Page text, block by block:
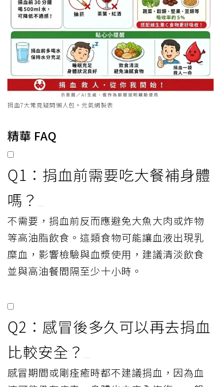
捐血7大常見疑問懶人包。元氣網製表
精華 FAQ
Q1：捐血前需要吃大餐補身體
嗎？
不需要，捐血前反而應避免大魚大肉或炸物
等高油脂飲食。這類食物可能讓血液出現乳
糜血，影響檢驗與血漿使用，建議清淡飲食
並與高油餐間隔至少十小時。
Q2：感冒後多久可以再去捐血
比較安全？
感冒期間或剛痊癒時都不建議捐血，因為血